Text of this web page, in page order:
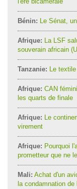
Bénin: Le Sénat,
Afrique: La LSF
souverain africain
Tanzanie: Le
Afrique: CAN
les quarts de finale
Afrique: Le
virement
Afrique: Pourquoi
prometteur que ne
Mali: Achat d'un
la condamnation